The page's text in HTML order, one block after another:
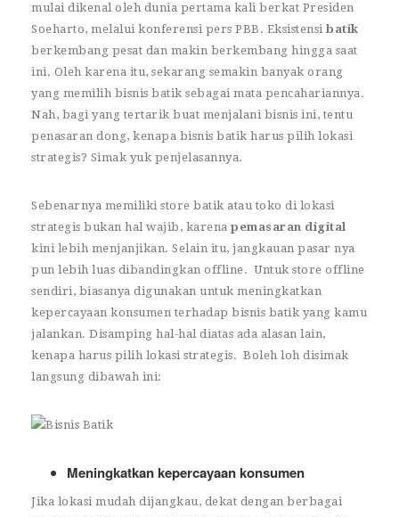
mulai dikenal oleh dunia pertama kali berkat Presiden
Soeharto, melalui konferensi pers PBB. Eksistensi batik
berkembang pesat dan makin berkembang hingga saat
ini. Oleh karena itu, sekarang semakin banyak orang
yang memilih bisnis batik sebagai mata pencahariannya.
Nah, bagi yang tertarik buat menjalani bisnis ini, tentu
penasaran dong, kenapa bisnis batik harus pilih lokasi
strategis? Simak yuk penjelasannya.
Sebenarnya memiliki store batik atau toko di lokasi
strategis bukan hal wajib, karena pemasaran digital
kini lebih menjanjikan. Selain itu, jangkauan pasar nya
pun lebih luas dibandingkan offline. Untuk store offline
sendiri, biasanya digunakan untuk meningkatkan
kepercayaan konsumen terhadap bisnis batik yang kamu
jalankan. Disamping hal-hal diatas ada alasan lain,
kenapa harus pilih lokasi strategis. Boleh loh disimak
langsung dibawah ini:
Meningkatkan kepercayaan konsumen
Jika lokasi mudah dijangkau, dekat dengan berbagai